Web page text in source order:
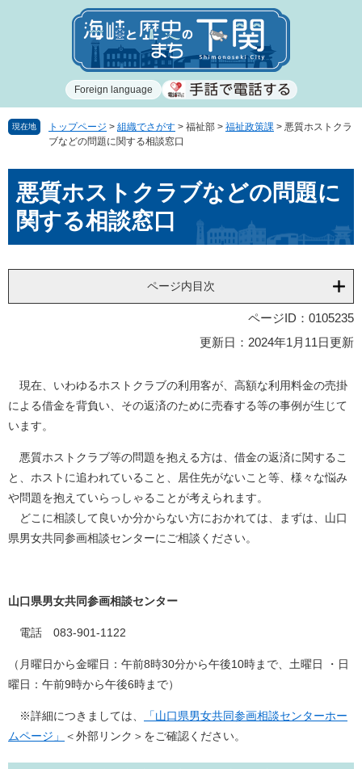
で
ば
Foreign language
現在地 トップページ > 組織でさがす > 福祉部 > 福祉政策課 > 悪質ホストクラ
ブなどの問題に関する相談窓口
文悪質ホストクラブなどの問題に
関する相談窓口
ページ内目次
ページID：0105235
更新日：2024年1月11日更新
現在、いわゆるホストクラブの利用客が、高額な利用料金の売掛
による借金を背負い、その返済のために売春する等の事例が生じて
います。
悪質ホストクラブ等の問題を抱える方は、借金の返済に関するこ
と、ホストに追われていること、居住先がないこと等、様々な悩み
や問題を抱えていらっしゃることが考えられます。
どこに相談して良いか分からない方におかれては、まずは、山口
県男女共同参画相談センターにご相談ください。
山口県男女共同参画相談センター
電話 083‐901-1122
（月曜日から金曜日：午前8時30分から午後10時まで、土曜日 ・日
曜日：午前9時から午後6時まで）
※詳細につきましては、
「山口県男女共同参画相談センターホー
ムページ」
＜外部リンク＞ をご確認ください。